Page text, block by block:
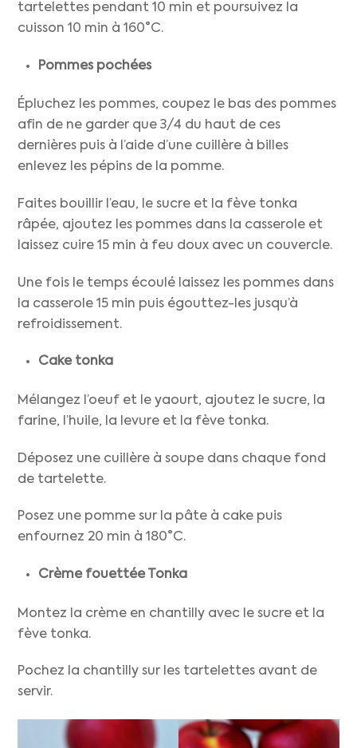
tartelettes pendant 10 min et poursuivez la
cuisson 10 min à 160°C.
Pommes pochées
Épluchez les pommes, coupez le bas des pommes
afin de ne garder que 3/4 du haut de ces
dernières puis à l’aide d’une cuillère à billes
enlevez les pépins de la pomme.
Faites bouillir l’eau, le sucre et la fève tonka
râpée, ajoutez les pommes dans la casserole et
laissez cuire 15 min à feu doux avec un couvercle.
Une fois le temps écoulé laissez les pommes dans
la casserole 15 min puis égouttez-les jusqu’à
refroidissement.
Cake tonka
Mélangez l’oeuf et le yaourt, ajoutez le sucre, la
farine, l’huile, la levure et la fève tonka.
Déposez une cuillère à soupe dans chaque fond
de tartelette.
Posez une pomme sur la pâte à cake puis
enfournez 20 min à 180°C.
Crème fouettée Tonka
Montez la crème en chantilly avec le sucre et la
fève tonka.
Pochez la chantilly sur les tartelettes avant de
servir.